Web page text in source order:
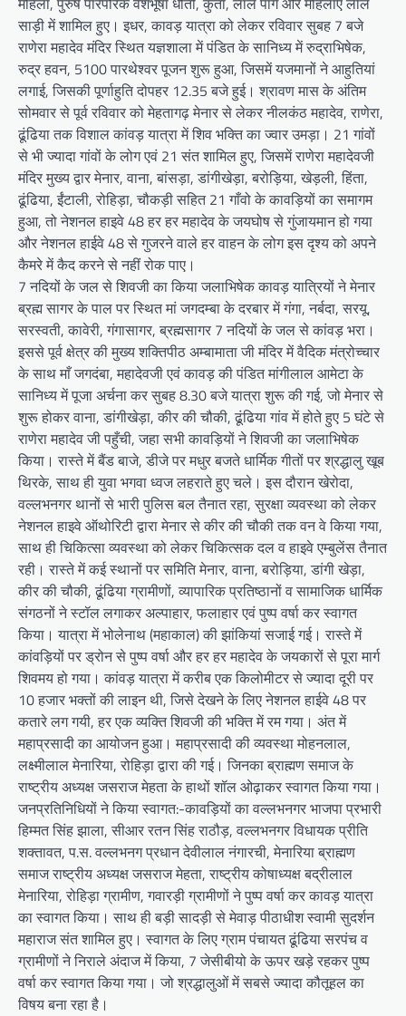
साड़ी में शामिल हुए। इधर, कावड़ यात्रा को लेकर रविवार सुबह 7 बजे
राणेरा महादेव मंदिर स्थित यज्ञशाला में पंडित के सानिध्य में रुद्राभिषेक,
रुद्र हवन, 5100 पारथेश्वर पूजन शुरू हुआ, जिसमें यजमानों ने आहुतियां
लगाई, जिसकी पूर्णाहुति दोपहर 12.35 बजे हुई। श्रावण मास के अंतिम
सोमवार से पूर्व रविवार को मेहतागढ़ मेनार से लेकर नीलकंठ महादेव, राणेरा,
ढूंढिया तक विशाल कांवड़ यात्रा में शिव भक्ति का ज्वार उमड़ा। 21 गांवों
से भी ज्यादा गांवों के लोग एवं 21 संत शामिल हुए, जिसमें राणेरा महादेवजी
मंदिर मुख्य द्वार मेनार, वाना, बांसड़ा, डांगीखेड़ा, बरोड़िया, खेड़ली, हिंता,
ढूंढिया, ईंटाली, रोहिड़ा, चौकड़ी सहित 21 गाँवो के कावड़ियों का समागम
हुआ, तो नेशनल हाइवे 48 हर हर महादेव के जयघोष से गुंजायमान हो गया
और नेशनल हाईवे 48 से गुजरने वाले हर वाहन के लोग इस दृश्य को अपने
कैमरे में कैद करने से नहीं रोक पाए।
7 नदियों के जल से शिवजी का किया जलाभिषेक कावड़ यात्रियों ने मेनार
ब्रह्म सागर के पाल पर स्थित मां जगदम्बा के दरबार में गंगा, नर्बदा, सरयू,
सरस्वती, कावेरी, गंगासागर, ब्रह्मसागर 7 नदियों के जल से कांवड़ भरा।
इससे पूर्व क्षेत्र की मुख्य शक्तिपीठ अम्बामाता जी मंदिर में वैदिक मंत्रोच्चार
के साथ माँ जगदंबा, महादेवजी एवं कावड़ की पंडित मांगीलाल आमेटा के
सानिध्य में पूजा अर्चना कर सुबह 8.30 बजे यात्रा शुरू की गई, जो मेनार से
शुरू होकर वाना, डांगीखेड़ा, कीर की चौकी, ढूंढिया गांव में होते हुए 5 घंटे से
राणेरा महादेव जी पहुँची, जहा सभी कावड़ियों ने शिवजी का जलाभिषेक
किया। रास्ते में बैंड बाजे, डीजे पर मधुर बजते धार्मिक गीतों पर श्रद्धालु खूब
थिरके, साथ ही युवा भगवा ध्वज लहराते हुए चले। इस दौरान खेरोदा,
वल्लभनगर थानों से भारी पुलिस बल तैनात रहा, सुरक्षा व्यवस्था को लेकर
नेशनल हाइवे ऑथोरिटी द्वारा मेनार से कीर की चौकी तक वन वे किया गया,
साथ ही चिकित्सा व्यवस्था को लेकर चिकित्सक दल व हाइवे एम्बुलेंस तैनात
रही। रास्ते में कई स्थानों पर समिति मेनार, वाना, बरोड़िया, डांगी खेड़ा,
कीर की चौकी, ढूंढिया ग्रामीणों, व्यापारिक प्रतिष्ठानों व सामाजिक धार्मिक
संगठनों ने स्टॉल लगाकर अल्पाहार, फलाहार एवं पुष्प वर्षा कर स्वागत
किया। यात्रा में भोलेनाथ (महाकाल) की झांकियां सजाई गई। रास्ते में
कांवड़ियों पर ड्रोन से पुष्प वर्षा और हर हर महादेव के जयकारों से पूरा मार्ग
शिवमय हो गया। कांवड़ यात्रा में करीब एक किलोमीटर से ज्यादा दूरी पर
10 हजार भक्तों की लाइन थी, जिसे देखने के लिए नेशनल हाईवे 48 पर
कतारे लग गयी, हर एक व्यक्ति शिवजी की भक्ति में रम गया। अंत में
महाप्रसादी का आयोजन हुआ। महाप्रसादी की व्यवस्था मोहनलाल,
लक्ष्मीलाल मेनारिया, रोहिड़ा द्वारा की गई। जिनका ब्राह्मण समाज के
राष्ट्रीय अध्यक्ष जसराज मेहता के हाथों शॉल ओढ़ाकर स्वागत किया गया।
जनप्रतिनिधियों ने किया स्वागत:-कावड़ियों का वल्लभनगर भाजपा प्रभारी
हिम्मत सिंह झाला, सीआर रतन सिंह राठौड़, वल्लभनगर विधायक प्रीति
शक्तावत, प.स. वल्लभनग प्रधान देवीलाल नंगारची, मेनारिया ब्राह्मण
समाज राष्ट्रीय अध्यक्ष जसराज मेहता, राष्ट्रीय कोषाध्यक्ष बद्रीलाल
मेनारिया, रोहिड़ा ग्रामीण, गवारड़ी ग्रामीणों ने पुष्प वर्षा कर कावड़ यात्रा
का स्वागत किया। साथ ही बड़ी सादड़ी से मेवाड़ पीठाधीश स्वामी सुदर्शन
महाराज संत शामिल हुए। स्वागत के लिए ग्राम पंचायत ढूंढिया सरपंच व
ग्रामीणों ने निराले अंदाज में किया, 7 जेसीबीयो के ऊपर खड़े रहकर पुष्प
वर्षा कर स्वागत किया गया। जो श्रद्धालुओं में सबसे ज्यादा कौतूहल का
विषय बना रहा है।